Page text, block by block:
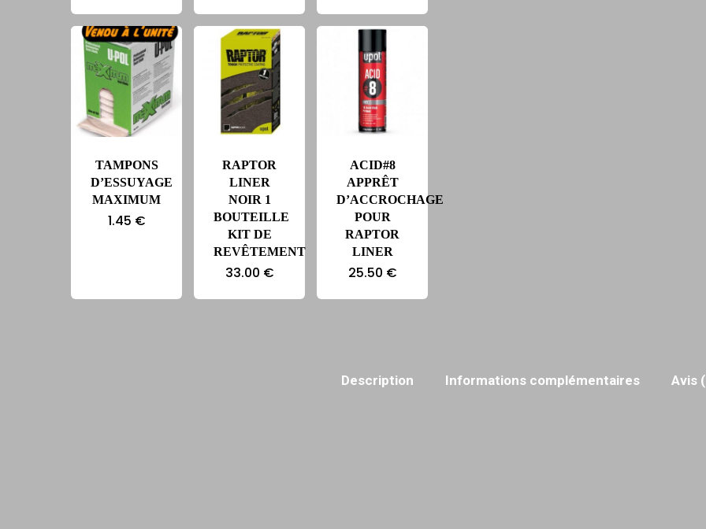
était :
115.00 €.
actuel
est :
112.00 €.
34.50 €.
TAMPONS
D’ESSUYAGE
MAXIMUM
1.45 €
RAPTOR
LINER
NOIR 1
BOUTEILLE
KIT DE
REVÊTEMENT
33.00 €
ACID#8
APPRÊT
D’ACCROCHAGE
POUR
RAPTOR
LINER
25.50 €
Description Informations complémentaires Avis